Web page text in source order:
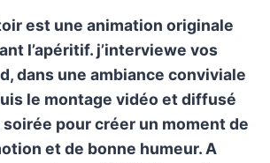
est une animation originale
l’apéritif. j’interviewe vos
dans une ambiance conviviale
le montage vidéo et diffusé
soirée pour créer un moment de
et de bonne humeur. A